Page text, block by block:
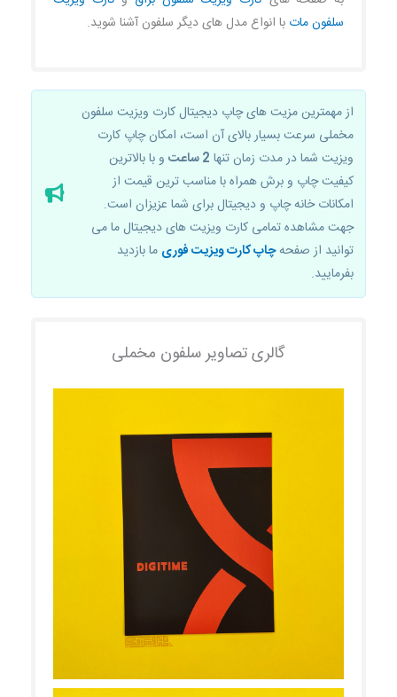
سلفون مات با انواع مدل های دیگر سلفون آشنا شوید.
از مهمترین مزیت های چاپ دیجیتال کارت ویزیت سلفون
مخملی سرعت بسیار بالای آن است، امکان چاپ کارت
ویزیت شما در مدت زمان تنها 2 ساعت
و با بالاترین
کیفیت چاپ و برش همراه با مناسب ترین قیمت از
امکانات خانه چاپ و دیجیتال برای شما عزیزان است.
جهت مشاهده تمامی کارت ویزیت های دیجیتال ما می
توانید از صفحهچاپ کارت ویزیت فوری ما بازدید
بفرمایید.
گالری تصاویر سلفون مخملی